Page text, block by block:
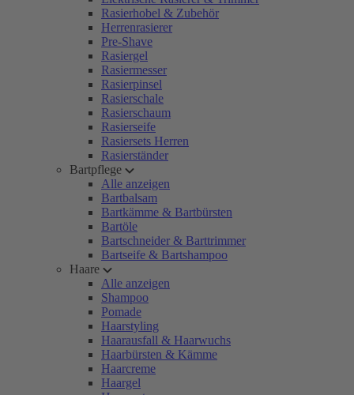
Rasierhobel & Zubehör
Herrenrasierer
Pre-Shave
Rasiergel
Rasiermesser
Rasierpinsel
Rasierschale
Rasierschaum
Rasierseife
Rasiersets Herren
Rasierständer
Bartpflege
Alle anzeigen
Bartbalsam
Bartkämme & Bartbürsten
Bartöle
Bartschneider & Barttrimmer
Bartseife & Bartshampoo
Haare
Alle anzeigen
Shampoo
Pomade
Haarstyling
Haarausfall & Haarwuchs
Haarbürsten & Kämme
Haarcreme
Haargel